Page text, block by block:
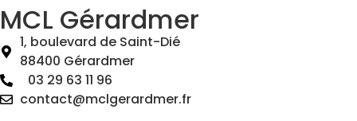
MCL Gérardmer
1, boulevard de Saint-Dié
88400 Gérardmer
03 29 63 11 96
contact@mclgerardmer.fr